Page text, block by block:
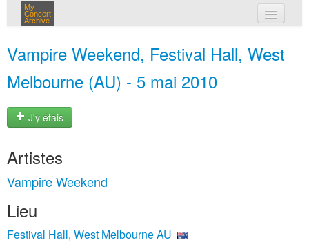
My
Concert
Archive
Vampire Weekend, Festival Hall, West
Melbourne (AU) - 5 mai 2010
J'y étais
Artistes
Vampire Weekend
Lieu
Festival Hall, West Melbourne AU